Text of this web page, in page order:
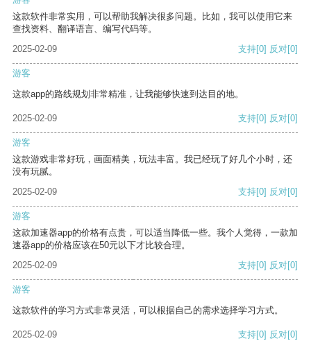
这款软件非常实用，可以帮助我解决很多问题。比如，我可以使用它来
查找资料、翻译语言、编写代码等。
2025-02-09
支持[0] 反对[0]
游客
这款app的路线规划非常精准，让我能够快速到达目的地。
2025-02-09 支持[0] 反对[0]
游客
这款游戏非常好玩，画面精美，玩法丰富。我已经玩了好几个小时，还
没有玩腻。
2025-02-09
支持[0] 反对[0]
游客
这款加速器app的价格有点贵，可以适当降低一些。我个人觉得，一款加
速器app的价格应该在50元以下才比较合理。
2025-02-09
支持[0] 反对[0]
游客
这款软件的学习方式非常灵活，可以根据自己的需求选择学习方式。
2025-02-09 支持[0] 反对[0]